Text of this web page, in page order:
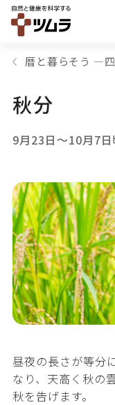
暦と暮らそう ―
秋分
9月23日～10月7日
昼夜の長さが等分
なり、天高く秋の
秋を告げます。